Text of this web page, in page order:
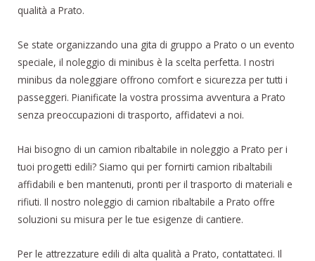
qualità a Prato.
Se state organizzando una gita di gruppo a Prato o un evento
speciale, il noleggio di minibus è la scelta perfetta. I nostri
minibus da noleggiare offrono comfort e sicurezza per tutti i
passeggeri. Pianificate la vostra prossima avventura a Prato
senza preoccupazioni di trasporto, affidatevi a noi.
Hai bisogno di un camion ribaltabile in noleggio a Prato per i
tuoi progetti edili? Siamo qui per fornirti camion ribaltabili
affidabili e ben mantenuti, pronti per il trasporto di materiali e
rifiuti. Il nostro noleggio di camion ribaltabile a Prato offre
soluzioni su misura per le tue esigenze di cantiere.
Per le attrezzature edili di alta qualità a Prato, contattateci. Il